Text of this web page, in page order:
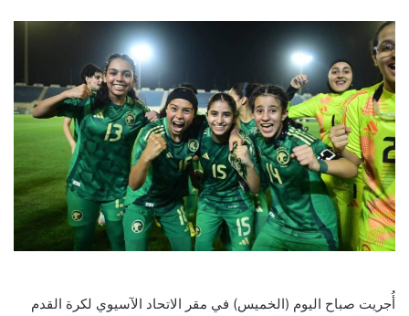
أُجريت صباح اليوم (الخميس) في مقر الاتحاد الآسيوي لكرة القدم